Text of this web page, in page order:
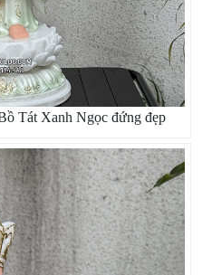
Tát Xanh Ngọc đứng đẹp